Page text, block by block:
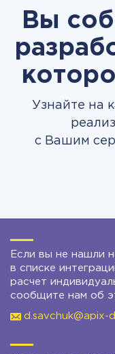
Вы
Узнайте на
с Вашим
Если вы не нашли
в списке
расчет
сообщите нам об
d.savchuk@apix-